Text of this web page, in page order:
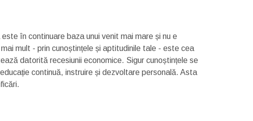
în continuare baza unui venit mai mare și nu e
mult - prin cunoștințele și aptitudinile tale - este cea
datorită recesiunii economice. Sigur cunoștințele se
continuă, instruire și dezvoltare personală. Asta